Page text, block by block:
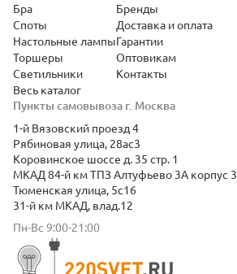
Пункты самовывоза г. Москва
1-й Вязовский проезд 4
Рябиновая улица, 28ас3
Коровинское шоссе д. 35 стр. 1
МКАД 84-й км ТПЗ Алтуфьево 3А корпус 3
Тюменская улица, 5с16
31-й км МКАД, влад.12
Пн-Вс 9:00-21:00
Бра
Споты
Настольные лампы
Торшеры
Светильники
Весь каталог
Бренды
Доставка и оплата
Гарантии
Оптовикам
Контакты